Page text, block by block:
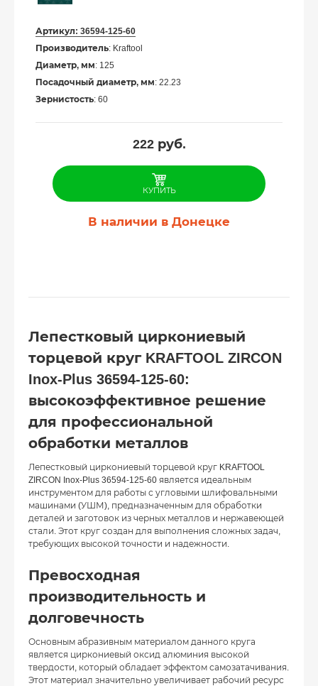
Артикул: 36594-125-60
Производитель: Kraftool
Диаметр, мм: 125
Посадочный диаметр, мм: 22.23
Зернистость: 60
222руб.
КУПИТЬ
В наличии в Донецке
Лепестковый циркониевый
торцевой круг KRAFTOOL ZIRCON
Inox-Plus 36594-125-60:
высокоэффективное решение
для профессиональной
обработки металлов
Лепестковый циркониевый торцевой круг KRAFTOOL
ZIRCON Inox-Plus 36594-125-60 является идеальным
инструментом для работы с угловыми шлифовальными
машинами (УШМ), предназначенным для обработки
деталей и заготовок из черных металлов и нержавеющей
стали. Этот круг создан для выполнения сложных задач,
требующих высокой точности и надежности.
Превосходная
производительность и
долговечность
Основным абразивным материалом данного круга
является циркониевый оксид алюминия высокой
твердости, который обладает эффектом самозатачивания.
Этот материал значительно увеличивает рабочий ресурс